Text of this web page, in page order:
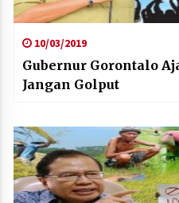
10/03/2019
Gubernur Gorontalo
Jangan Golput